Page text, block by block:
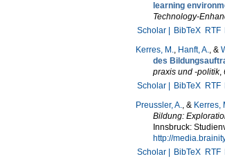
learning
Technology-
Scholar |
BibTeX RTF
Kerres, M., Hanft, A., &
des
praxis und -politik,
Scholar |
BibTeX RTF
Preussler, A., & Kerres,
Bildung:
Innsbruck:
http://
Scholar |
BibTeX RTF